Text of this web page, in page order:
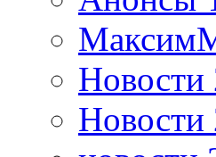
Новости
Новости